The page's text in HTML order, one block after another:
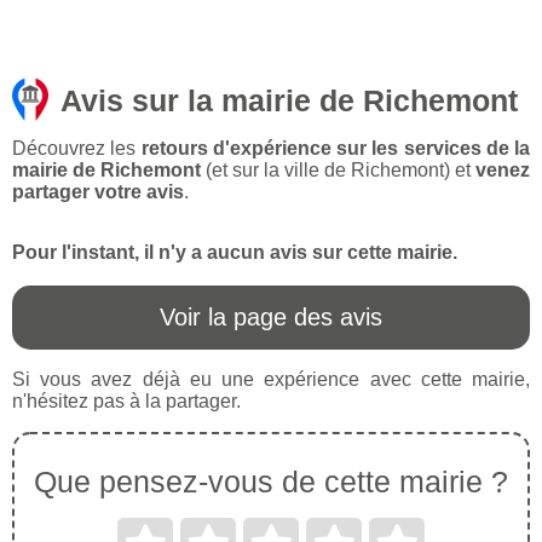
Avis sur la mairie de Richemont
Découvrez les retours d'expérience sur les services de la
mairie de Richemont (et sur la ville de Richemont) etvenez
partager votre avis.
Pour l'instant, il n'y a aucun avis sur cette mairie.
Voir la page des avis
Si vous avez déjà eu une expérience avec cette mairie,
n'hésitez pas à la partager.
Que pensez-vous de cette mairie ?